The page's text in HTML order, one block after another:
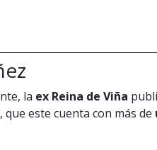
la ex Reina de Viña
que este cuenta con más de